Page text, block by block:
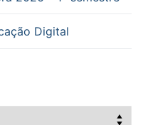
Digital